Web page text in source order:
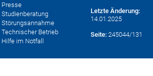
Presse
Studienberatung
Störungsannahme
Technischer Betrieb
Hilfe im Notfall
Letzte Änderung:
14.01.2025
Seite: 245044/131